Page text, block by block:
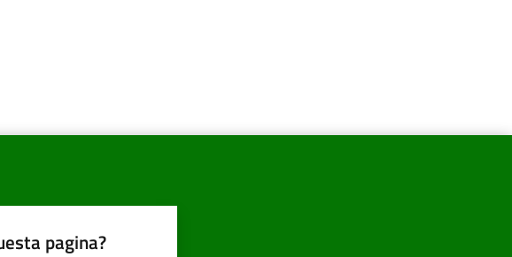
pagina?